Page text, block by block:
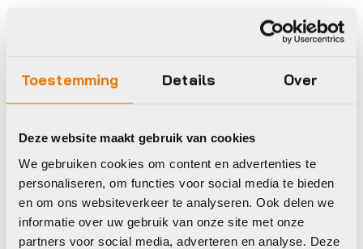
Toestemming Details Over
Deze website maakt gebruik van cookies
We gebruiken cookies om content en advertenties te
personaliseren, om functies voor social media te bieden
en om ons websiteverkeer te analyseren. Ook delen we
informatie over uw gebruik van onze site met onze
partners voor social media, adverteren en analyse. Deze
Op voorraad in winkel
Rfr
Pedalen